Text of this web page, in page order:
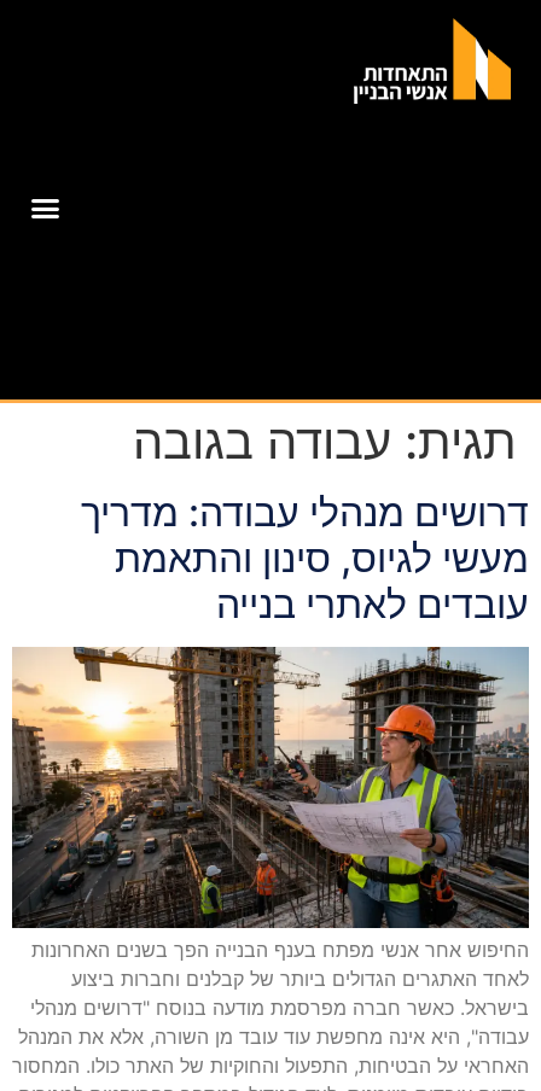
תגית: עבודה בגובה
דרושים מנהלי עבודה: מדריך
מעשי לגיוס, סינון והתאמת
עובדים לאתרי בנייה
החיפוש אחר אנשי מפתח בענף הבנייה הפך בשנים האחרונות
לאחד האתגרים הגדולים ביותר של קבלנים וחברות ביצוע
בישראל. כאשר חברה מפרסמת מודעה בנוסח "דרושים מנהלי
עבודה", היא אינה מחפשת עוד עובד מן השורה, אלא את המנהל
האחראי על הבטיחות, התפעול והחוקיות של האתר כולו. המחסור